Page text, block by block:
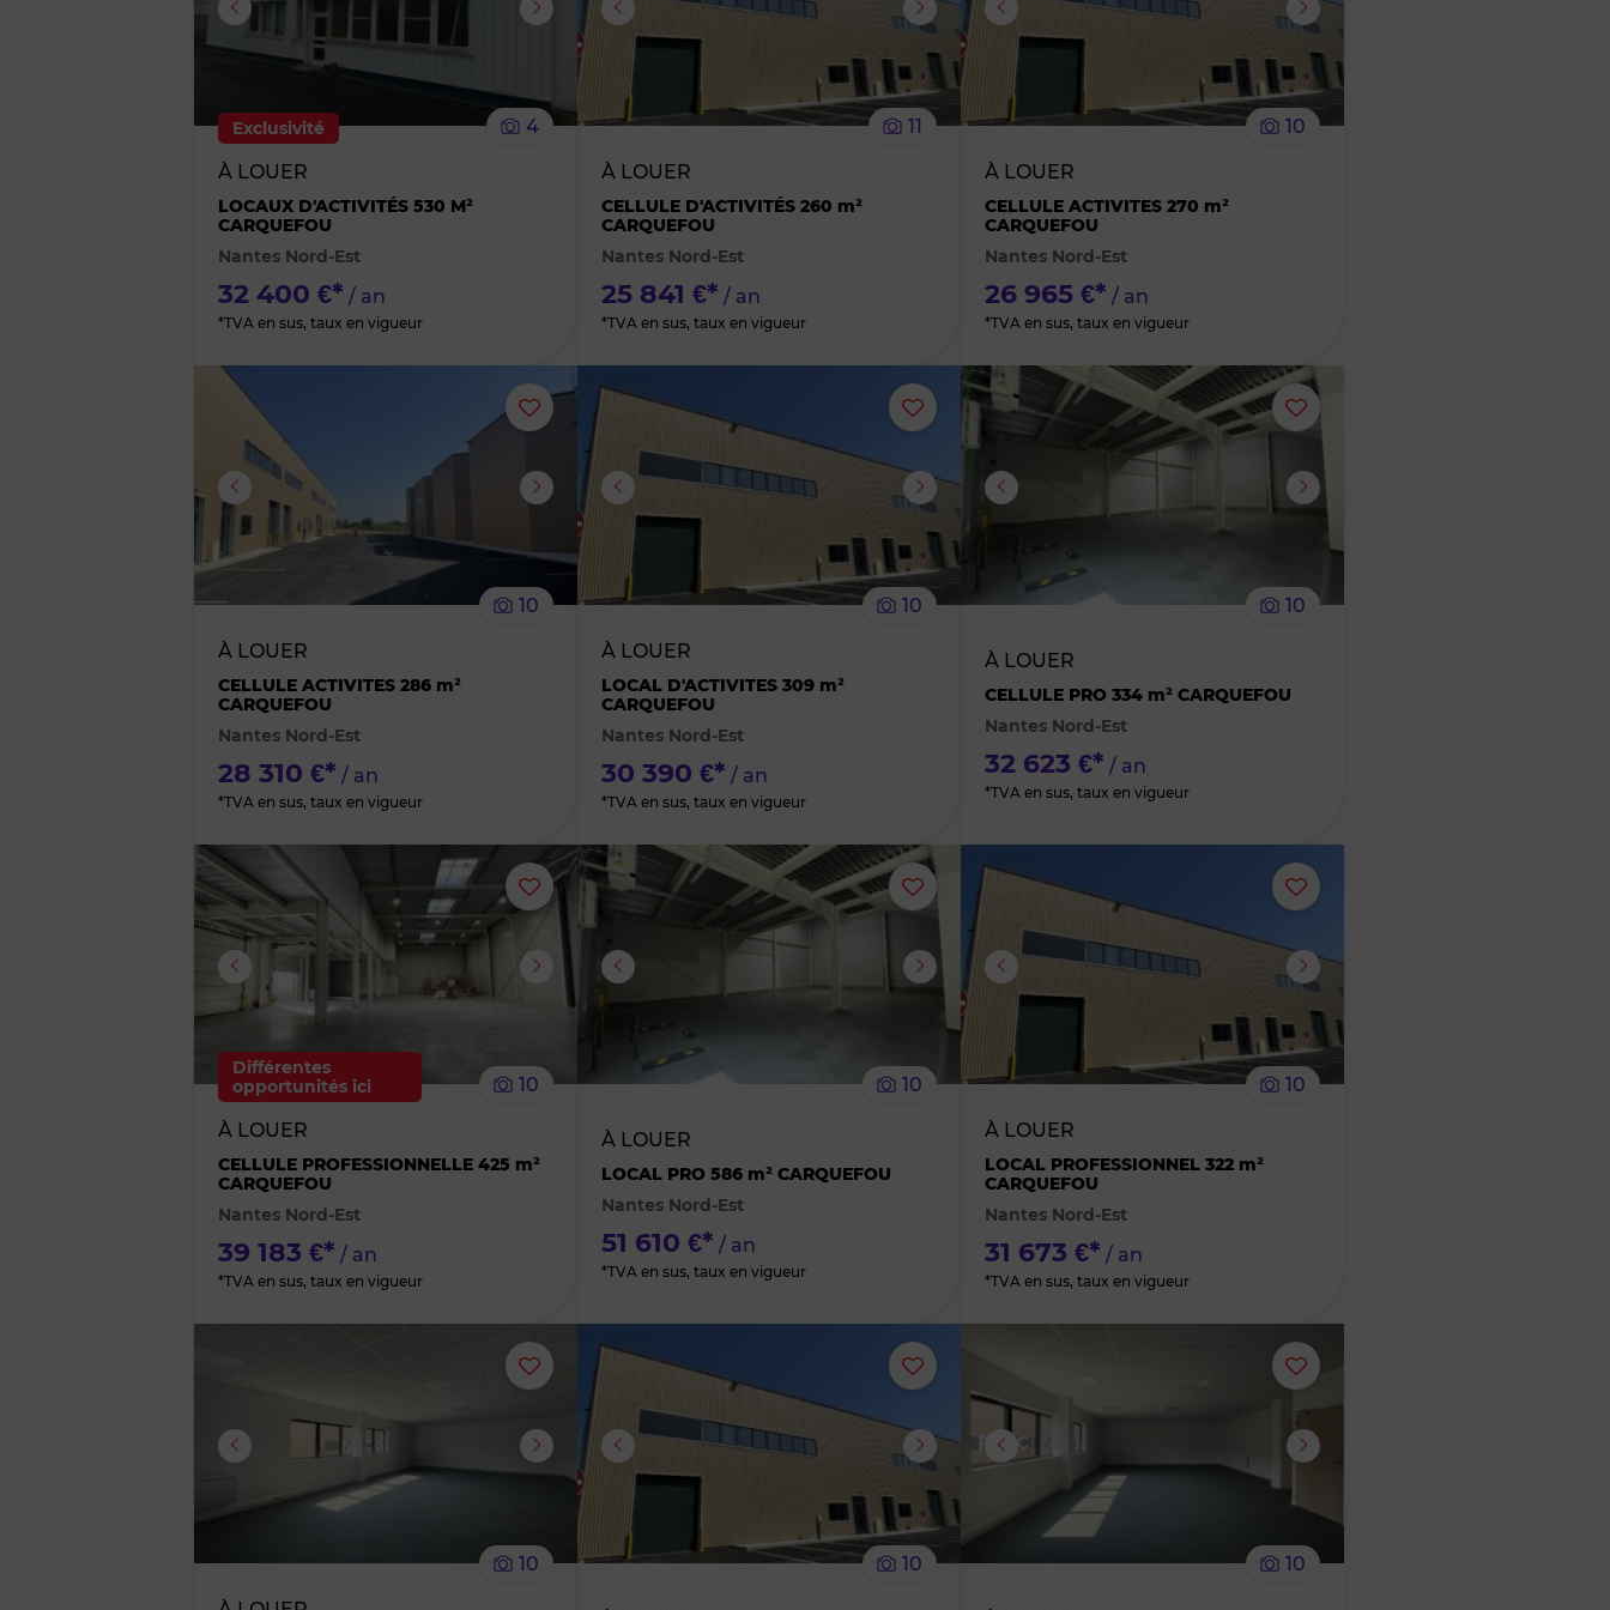
supprimer
le
favoris
Exclusivité
4
À LOUER
LOCAUX D'ACTIVITÉS 530 M²
CARQUEFOU
Nantes Nord-Est
32 400 €* / an
*TVA en sus, taux en vigueur
supprimer
le
favoris
11
À LOUER
CELLULE D'ACTIVITÉS 260 m²
CARQUEFOU
Nantes Nord-Est
25 841 €* / an
*TVA en sus, taux en vigueur
le
10
À LOUER
CELLULE ACTIVITES 270 m²
CARQUEFOU
Nantes Nord-Est
26 965 €* / an
*TVA en sus, taux en vigueur
Ajouter
ou
supprimer
favoris
10
À LOUER
CELLULE ACTIVITES 286 m²
CARQUEFOU
Nantes Nord-Est
28 310 €* / an
*TVA en sus, taux en vigueur
Ajouter
ou
supprimer
le
favoris
10
À LOUER
LOCAL D'ACTIVITES 309 m²
CARQUEFOU
Nantes Nord-Est
30 390 €* / an
*TVA en sus, taux en vigueur
Ajouter
ou
10
À LOUER
CELLULE PRO 334 m² CARQUEFOU
Nantes Nord-Est
32 623 €* / an
*TVA en sus, taux en vigueur
Ajouter
ou
supprimer
des
favoris
Différentes
opportunités ici
10
À LOUER
CELLULE PROFESSIONNELLE 425 m²
CARQUEFOU
Nantes Nord-Est
39 183 €* / an
*TVA en sus, taux en vigueur
Ajouter
ou
supprimer
favoris
10
À LOUER
LOCAL PRO 586 m² CARQUEFOU
Nantes Nord-Est
51 610 €* / an
*TVA en sus, taux en vigueur
Ajouter
ou
le
10
À LOUER
LOCAL PROFESSIONNEL 322 m²
CARQUEFOU
Nantes Nord-Est
31 673 €* / an
*TVA en sus, taux en vigueur
Ajouter
ou
supprimer
10
Ajouter
ou
le
10
Ajouter
ou
10